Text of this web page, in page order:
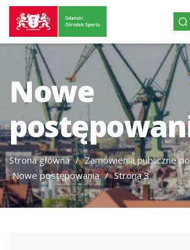
Przejdź
treści
Przejdź
do
strony
głównej
Nowe
Strona główna / Zamówienia publiczne
Nowe postępowania / Strona 3